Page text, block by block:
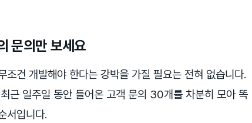
문의만 보세요
건 개발해야 한다는 강박을 가질 필요는 전혀 없습니다.
근 일주일 동안 들어온 고객 문의 30개를 차분히 모아 똑
서입니다.